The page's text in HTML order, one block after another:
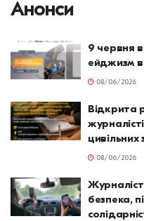
Анонси
9 червня
ейджизм в
08/06/2026
Відкрита
08/06/2026
безпека,